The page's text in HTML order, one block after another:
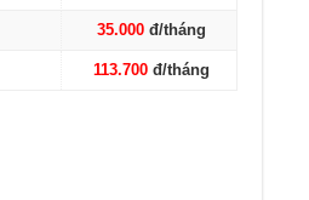
35.000 đ/tháng
113.700 đ/tháng